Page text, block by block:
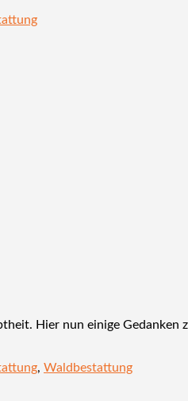
Hier nun einige Gedanken
, Waldbestattung